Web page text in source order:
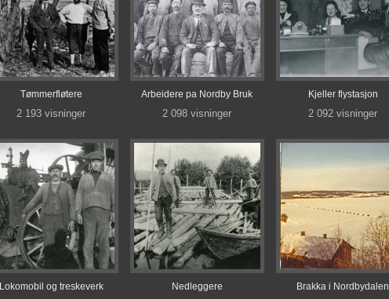
Tømmerfløtere
2 193 visninger
Arbeidere pa Nordby Bruk
2 098 visninger
Kjeller flystasjon
2 092 visninger
Lokomobil og treskeverk Nedleggere Brakka i Nordbydalen